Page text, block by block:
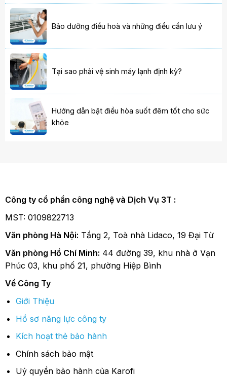
Bảo dưỡng điều hoà và những điều cần lưu ý
Tại sao phải vệ sinh máy lạnh định kỳ?
Hướng dẫn bật điều hòa suốt đêm tốt cho sức
khỏe
Công ty cổ phần công nghệ và Dịch Vụ 3T :
MST: 0109822713
Văn phòng Hà Nội: Tầng 2, Toà nhà Lidaco, 19 Đại Từ
Văn phòng Hồ Chí Minh: 44 đường 39, khu nhà ở Vạn
Phúc 03, khu phố 21, phường Hiệp Bình
Về Công Ty
Giới Thiệu
Hồ sơ năng lực công ty
Kích hoạt thẻ bảo hành
Chính sách bảo mật
Uỷ quyền bảo hành của Karofi